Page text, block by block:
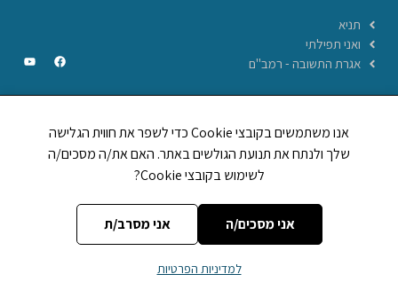
תניא
ואני תפילתי
אגרת התשובה - רמב"ם
CREATED BY JEWTECH
1,248,894 אות בספר תורה
אנו משתמשים בקובצי Cookie כדי לשפר את חווית הגלישה
שלך ולנתח את תנועת הגולשים באתר. האם את/ה מסכים/ה
לשימוש בקובצי Cookie?
אני מסכים/ה אני מסרב/ת
למדיניות הפרטיות
רשומה:580599892